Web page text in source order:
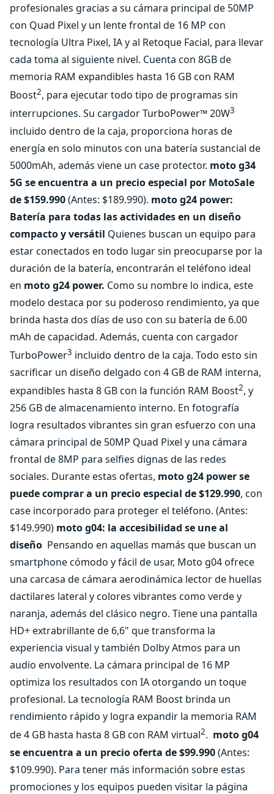
profesionales gracias a su cámara principal de 50MP
con Quad Pixel y un lente frontal de 16 MP con
tecnología Ultra Pixel, IA y al Retoque Facial, para llevar
cada toma al siguiente nivel. Cuenta con 8GB de
memoria RAM expandibles hasta 16 GB con RAM
Boost2, para ejecutar todo tipo de programas sin
interrupciones. Su cargador TurboPower™ 20W3
incluido dentro de la caja, proporciona horas de
energía en solo minutos con una batería sustancial de
5000mAh, además viene un case protector. moto g34
5G se encuentra a un precio especial por MotoSale
de $159.990(Antes: $189.990). moto g24 power:
Batería para todas las actividades en un diseño
compacto y versátil Quienes buscan un equipo para
estar conectados en todo lugar sin preocuparse por la
duración de la batería, encontrarán el teléfono ideal
en moto g24 power. Como su nombre lo indica, este
modelo destaca por su poderoso rendimiento, ya que
brinda hasta dos días de uso con su batería de 6.00
mAh de capacidad. Además, cuenta con cargador
TurboPower3 incluido dentro de la caja. Todo esto sin
sacrificar un diseño delgado con 4 GB de RAM interna,
expandibles hasta 8 GB con la función RAM Boost2, y
256 GB de almacenamiento interno. En fotografía
logra resultados vibrantes sin gran esfuerzo con una
cámara principal de 50MP Quad Pixel y una cámara
frontal de 8MP para selfies dignas de las redes
sociales. Durante estas ofertas, moto g24 powerse
puede comprar a un precio especial de $129.990, con
case incorporado para proteger el teléfono. (Antes:
$149.990) moto g04: la accesibilidad se une al
diseño Pensando en aquellas mamás que buscan un
smartphone cómodo y fácil de usar, Moto g04 ofrece
una carcasa de cámara aerodinámica lector de huellas
dactilares lateral y colores vibrantes como verde y
naranja, además del clásico negro. Tiene una pantalla
HD+ extrabrillante de 6,6" que transforma la
experiencia visual y también Dolby Atmos para un
audio envolvente. La cámara principal de 16 MP
optimiza los resultados con IA otorgando un toque
profesional. La tecnología RAM Boost brinda un
rendimiento rápido y logra expandir la memoria RAM
de 4 GB hasta hasta 8 GB con RAM virtual2. moto g04
se encuentra a un precio oferta de $99.990(Antes:
$109.990). Para tener más información sobre estas
promociones y los equipos pueden visitar la página